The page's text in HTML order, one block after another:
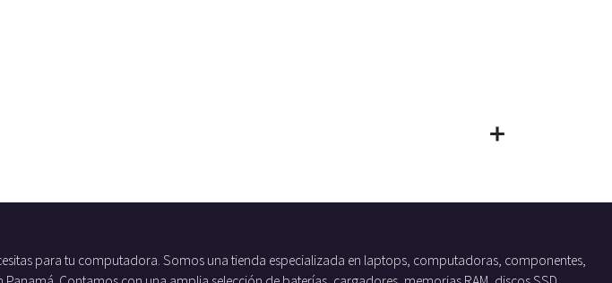
para tu computadora. Somos una tienda especializada en laptops, computadoras, componentes,